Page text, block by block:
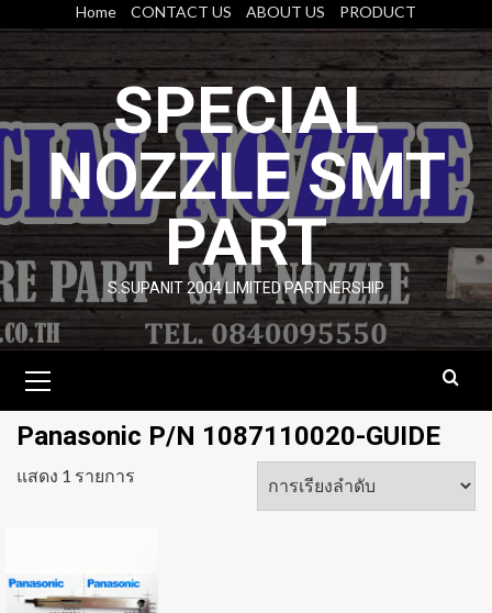
content
Home CONTACT US ABOUT US PRODUCT
SPECIAL
NOZZLE SMT
PART
S.SUPANIT 2004 LIMITED PARTNERSHIP
Menu
Panasonic P/N 1087110020-GUIDE
แสดง 1 รายการ